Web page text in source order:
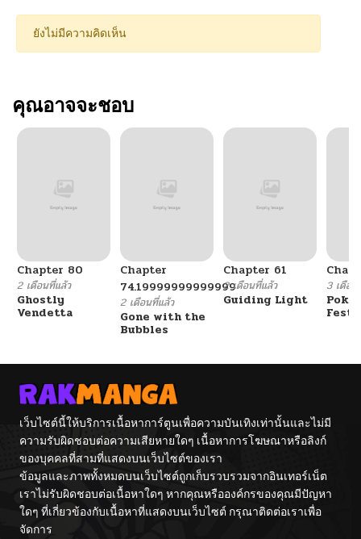
ยังไม่มีความคิดเห็น
คุณอาจจะชอบ
Chapter 80
2 เดือนที่แล้ว
Ghostly
Vendetta
Chapter
74.19999999999999
2 เดือนที่แล้ว
Gone with the
Bubbles
Chapter 61
2 เดือนที่แล้ว
Guiding Light
3 เดือน
เว็บไซต์นี้ให้บริการเนื้อหาการ์ตูนเพื่อความบันเทิงเท่านั้นและไม่มี
ความรับผิดชอบต่อความเสียหายใดๆ เนื้อหาการโฆษณาหรือลิงก์
ของบุคคลที่สามที่แสดงบนเว็บไซต์ของเรา
ข้อมูลและภาพทั้งหมดบนเว็บไซต์ถูกเก็บรวบรวมจากอินเทอร์เน็ต
เราไม่รับผิดชอบต่อเนื้อหาใดๆ หากคุณหรือองค์กรของคุณมีปัญหา
ใดๆ ที่เกี่ยวข้องกับเนื้อหาที่แสดงบนเว็บไซต์ กรุณาติดต่อเราเพื่อ
จัดการ